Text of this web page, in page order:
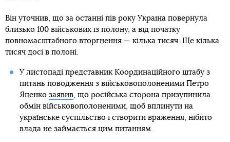
Він уточнив, що за останні пів року Україна повернула
близько 100 військових із полону, а від початку
повномасштабного вторгнення — кілька тисяч. Ще кілька
тисяч досі в полоні.
У листопаді представник Координаційного штабу з
питань поводження з військовополоненими Петро
Яценко заявив, що російська сторона призупинила
обмін військовополоненими, щоб вплинути на
українське суспільство і створити враження, нібито
влада не займається цим питанням.